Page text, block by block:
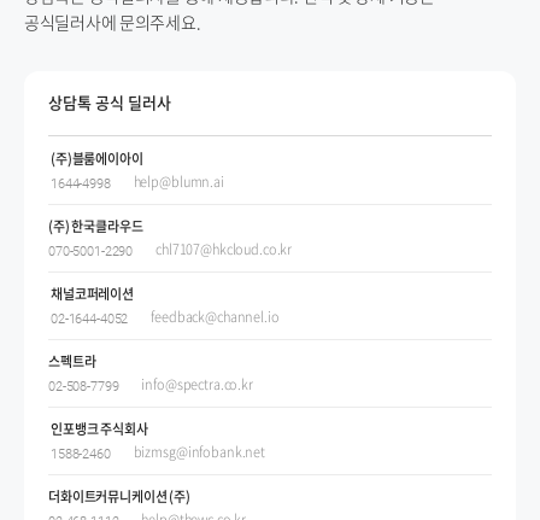
공식딜러사에 문의주세요.
상담톡 공식 딜러사
(주)블룸에이아이
1644-4998 help@blumn.ai
(주) 한국클라우드
070-5001-2290 chl7107@hkcloud.co.kr
채널코퍼레이션
02-1644-4052 feedback@channel.io
스펙트라
02-508-7799 info@spectra.co.kr
인포뱅크 주식회사
1588-2460 bizmsg@infobank.net
더화이트커뮤니케이션 (주)